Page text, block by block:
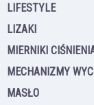
LIFESTYLE
LIZAKI
MIERNIKI
MECHANIZMY
MASŁO